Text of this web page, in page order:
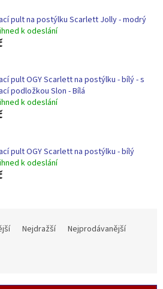
pult na postýlku Scarlett Jolly - modrý
k odeslání
pult OGY Scarlett na postýlku - bílý - s
podložkou Slon - Bílá
k odeslání
pult OGY Scarlett na postýlku - bílý
k odeslání
Nejdražší
Nejprodávanější